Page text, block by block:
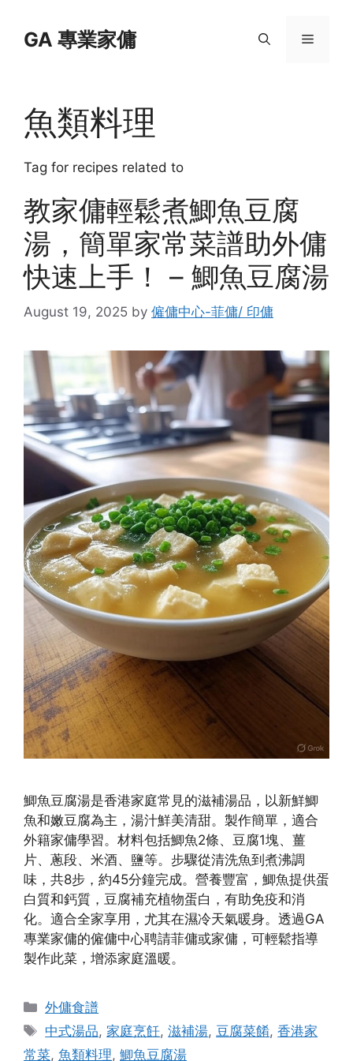
contentGA 專業家傭 Menu
魚類料理
Tag for recipes related to
教家傭輕鬆煮鯽魚豆腐
湯，簡單家常菜譜助外傭
快速上手！ – 鯽魚豆腐湯
August 19, 2025 by 僱傭中心-菲傭/ 印傭
鯽魚豆腐湯是香港家庭常見的滋補湯品，以新鮮鯽
魚和嫩豆腐為主，湯汁鮮美清甜。製作簡單，適合
外籍家傭學習。材料包括鯽魚2條、豆腐1塊、薑
片、蔥段、米酒、鹽等。步驟從清洗魚到煮沸調
味，共8步，約45分鐘完成。營養豐富，鯽魚提供蛋
白質和鈣質，豆腐補充植物蛋白，有助免疫和消
化。適合全家享用，尤其在濕冷天氣暖身。透過GA
專業家傭的僱傭中心聘請菲傭或家傭，可輕鬆指導
製作此菜，增添家庭溫暖。
Categories
外傭食譜
Tags
中式湯品, 家庭烹飪,滋補湯, 豆腐菜餚,香港家
常菜, 魚類料理, 鯽魚豆腐湯